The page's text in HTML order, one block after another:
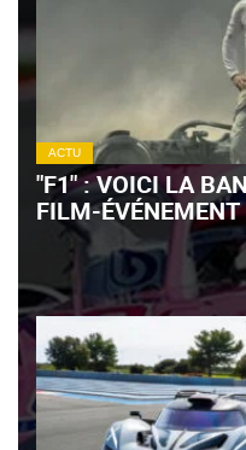
ACTU
"F1" : VOICI LA
FILM-
VIDÉO)